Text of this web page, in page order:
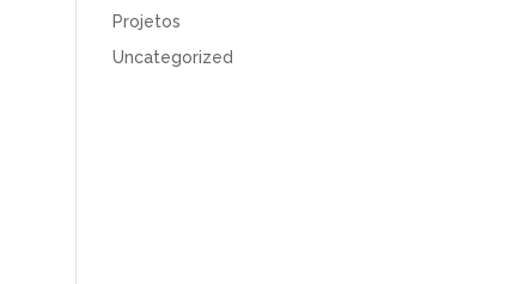
Projetos
Uncategorized